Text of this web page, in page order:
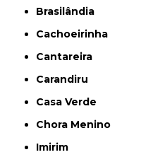
Brasilândia
Cachoeirinha
Cantareira
Carandiru
Casa Verde
Chora Menino
Imirim